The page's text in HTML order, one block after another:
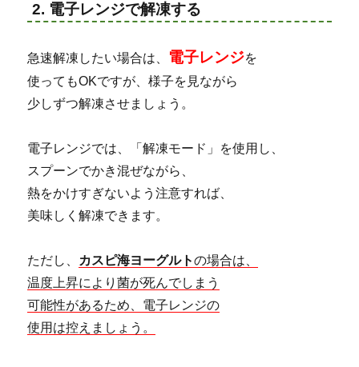
2. 電子レンジで解凍する
急速解凍したい場合は、 電子レンジを
使ってもOKですが、様子を見ながら
少しずつ解凍させましょう。
電子レンジでは、「解凍モード」を使用し、
スプーンでかき混ぜながら、
熱をかけすぎないよう注意すれば、
美味しく解凍できます。
ただし、 カスピ海ヨーグルトの場合は、
温度上昇により菌が死んでしまう
可能性があるため、電子レンジの
使用は控えましょう。